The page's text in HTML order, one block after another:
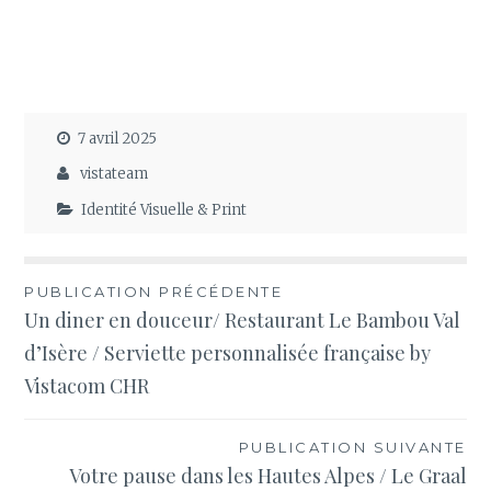
7 avril 2025
vistateam
Identité Visuelle & Print
Navigation
de
l’article
PUBLICATION PRÉCÉDENTE
Un diner en douceur/ Restaurant Le Bambou Val
d’Isère / Serviette personnalisée française by
Vistacom CHR
PUBLICATION SUIVANTE
Votre pause dans les Hautes Alpes / Le Graal